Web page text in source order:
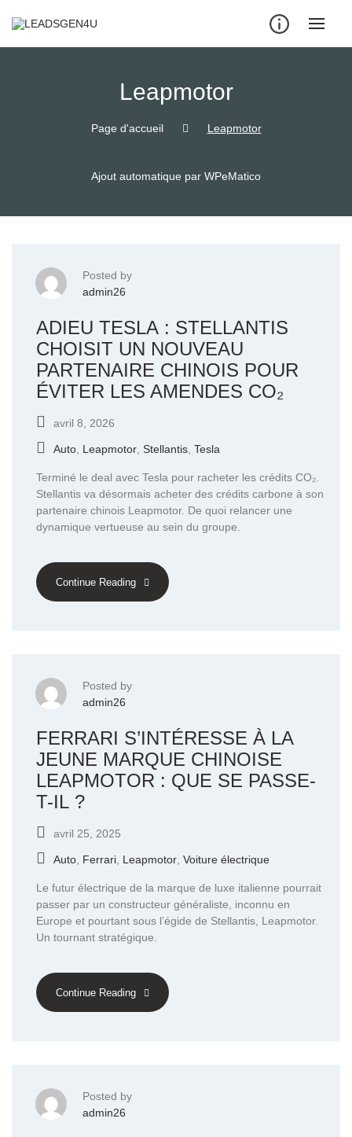
Leapmotor
Page d'accueil Leapmotor
Ajout automatique par WPeMatico
Posted by
admin26
ADIEU TESLA : STELLANTIS
CHOISIT UN NOUVEAU
PARTENAIRE CHINOIS POUR
ÉVITER LES AMENDES CO₂
avril 8, 2026
Auto Leapmotor Stellantis Tesla
Terminé le deal avec Tesla pour racheter les crédits CO₂.
Stellantis va désormais acheter des crédits carbone à son
partenaire chinois Leapmotor. De quoi relancer une
dynamique vertueuse au sein du groupe.
Continue Reading
Posted by
admin26
FERRARI S’INTÉRESSE À LA
JEUNE MARQUE CHINOISE
LEAPMOTOR : QUE SE PASSE-
T-IL ?
avril 25, 2025
Auto Ferrari Leapmotor Voiture électrique
Le futur électrique de la marque de luxe italienne pourrait
passer par un constructeur généraliste, inconnu en
Europe et pourtant sous l’égide de Stellantis, Leapmotor.
Un tournant stratégique.
Continue Reading
Posted by
admin26